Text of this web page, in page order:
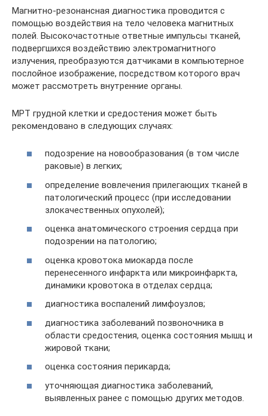
Магнитно-резонансная диагностика проводится с
помощью воздействия на тело человека магнитных
полей. Высокочастотные ответные импульсы тканей,
подвергшихся воздействию электромагнитного
излучения, преобразуются датчиками в компьютерное
послойное изображение, посредством которого врач
может рассмотреть внутренние органы.
МРТ грудной клетки и средостения может быть
рекомендовано в следующих случаях:
подозрение на новообразования (в том числе
раковые) в легких;
определение вовлечения прилегающих тканей в
патологический процесс (при исследовании
злокачественных опухолей);
оценка анатомического строения сердца при
подозрении на патологию;
оценка кровотока миокарда после
перенесенного инфаркта или микроинфаркта,
динамики кровотока в отделах сердца;
диагностика воспалений лимфоузлов;
диагностика заболеваний позвоночника в
области средостения, оценка состояния мышц и
жировой ткани;
оценка состояния перикарда;
уточняющая диагностика заболеваний,
выявленных ранее с помощью других методов.